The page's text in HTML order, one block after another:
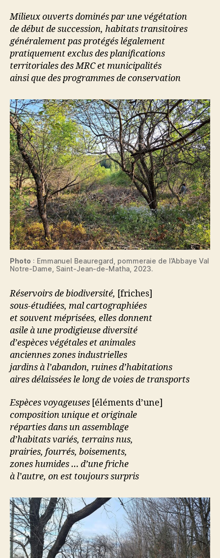
Milieux ouverts dominés par une végétation
de début de succession, habitats transitoires
généralement pas protégés légalement
pratiquement exclus des planifications
territoriales des MRC et municipalités
ainsi que des programmes de conservation
Photo : Emmanuel Beauregard, pommeraie de l’Abbaye Val
Notre-Dame, Saint-Jean-de-Matha, 2023.
Réservoirs de biodiversité, [friches]
sous-étudiées, mal cartographiées
et souvent méprisées, elles donnent
asile à une prodigieuse diversité
d’espèces végétales et animales
anciennes zones industrielles
jardins à l’abandon, ruines d’habitations
aires délaissées le long de voies de transports
Espèces voyageuses [éléments d’une]
composition unique et originale
réparties dans un assemblage
d’habitats variés, terrains nus,
prairies, fourrés, boisements,
zones humides … d’une friche
à l’autre, on est toujours surpris